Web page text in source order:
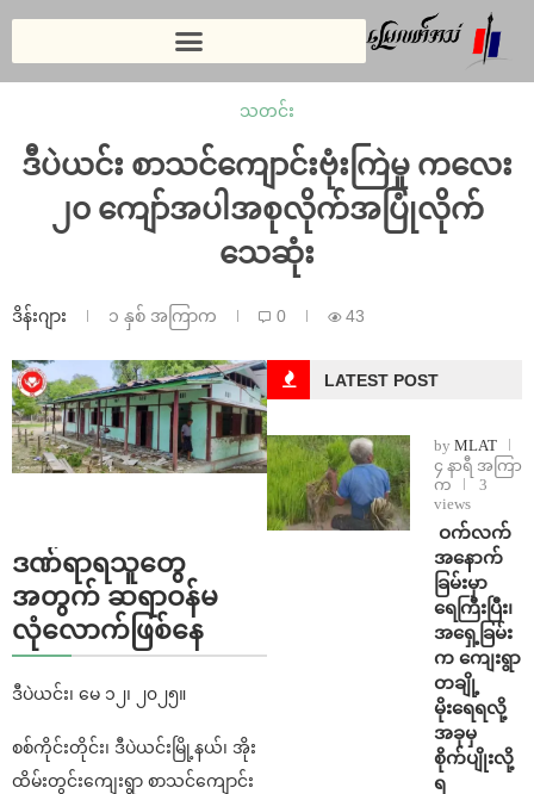
သတင်း
ဒီပဲယင်း စာသင်ကျောင်းဗုံးကြဲမှု ကလေး
၂၀ ကျော်အပါအစုလိုက်အပြုံလိုက်
သေဆုံး
ဒိန်းဂျား ၁ နှစ် အကြာက 0 43
ဒဏ်ရာရသူတွေ
အတွက် ဆရာဝန်မ
လုံလောက်ဖြစ်နေ
ဒီပဲယင်း၊ မေ ၁၂၊ ၂၀၂၅။
စစ်ကိုင်းတိုင်း၊ ဒီပဲယင်းမြို့နယ်၊ အိုး
ထိမ်းတွင်းကျေးရွာ စာသင်ကျောင်း
LATEST POST
by MLAT
၄ နာရီ အကြာ
က
3
views
⁩ ⁨ဝက်လက်
အနောက်
ခြမ်းမှာ
ရေကြီးပြီး၊
အရှေ့ခြမ်း
က ကျေးရွာ
တချို့
မိုးရေရလို့
အခုမှ
စိုက်ပျိုးလို့
ရ